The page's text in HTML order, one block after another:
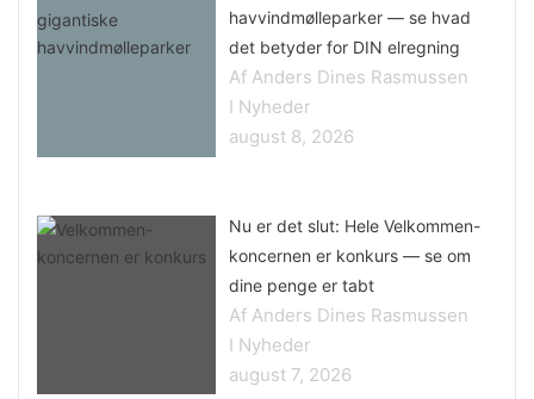
havvindmølleparker — se hvad
det betyder for DIN elregning
Af Anders Dines Rasmussen
I Nyheder
august 8, 2026
Nu er det slut: Hele Velkommen-
koncernen er konkurs — se om
dine penge er tabt
Af Anders Dines Rasmussen
I Nyheder
august 7, 2026